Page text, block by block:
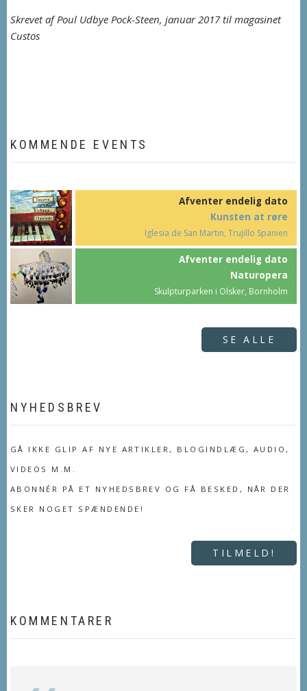
Skrevet af Poul Udbye Pock-Steen, januar 2017 til magasinet
Custos
KOMMENDE EVENTS
Afventer endelig dato
Kunsten at røre
Iglesia de San Martin, Trujillo Spanien
Afventer endelig dato
Naturopera
Skulpturparken i Olsker, Bornholm
SE ALLE
NYHEDSBREV
GÅ IKKE GLIP AF NYE ARTIKLER, BLOGINDLÆG, AUDIO,
VIDEOS M.M.
ABONNÉR PÅ ET NYHEDSBREV OG FÅ BESKED, NÅR DER
SKER NOGET SPÆNDENDE!
TILMELD!
KOMMENTARER